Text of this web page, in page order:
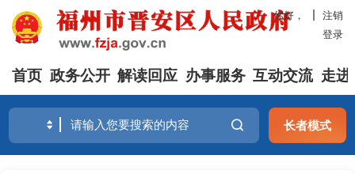
你好，
注销
登录
首页 政务公开 解读回应 办事服务 互动交流 走进
长者模式